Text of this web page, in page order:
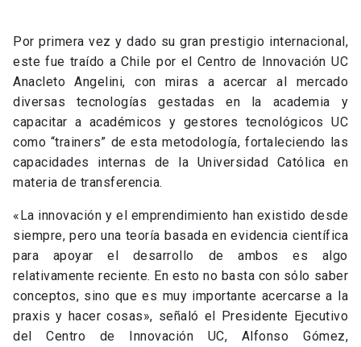
Por primera vez y dado su gran prestigio internacional,
este fue traído a Chile por el Centro de Innovación UC
Anacleto Angelini, con miras a acercar al mercado
diversas tecnologías gestadas en la academia y
capacitar a académicos y gestores tecnológicos UC
como “trainers” de esta metodología, fortaleciendo las
capacidades internas de la Universidad Católica en
materia de transferencia.
«La innovación y el emprendimiento han existido desde
siempre, pero una teoría basada en evidencia científica
para apoyar el desarrollo de ambos es algo
relativamente reciente. En esto no basta con sólo saber
conceptos, sino que es muy importante acercarse a la
praxis y hacer cosas», señaló el Presidente Ejecutivo
del Centro de Innovación UC, Alfonso Gómez,